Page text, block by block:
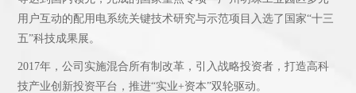
用户互动的配用电系统关键技术研究与示范项目入选了国家“十三
五”科技成果展。
2017年，公司实施混合所有制改革，引入战略投资者，打造高科
技产业创新投资平台，推进“实业+资本”双轮驱动。